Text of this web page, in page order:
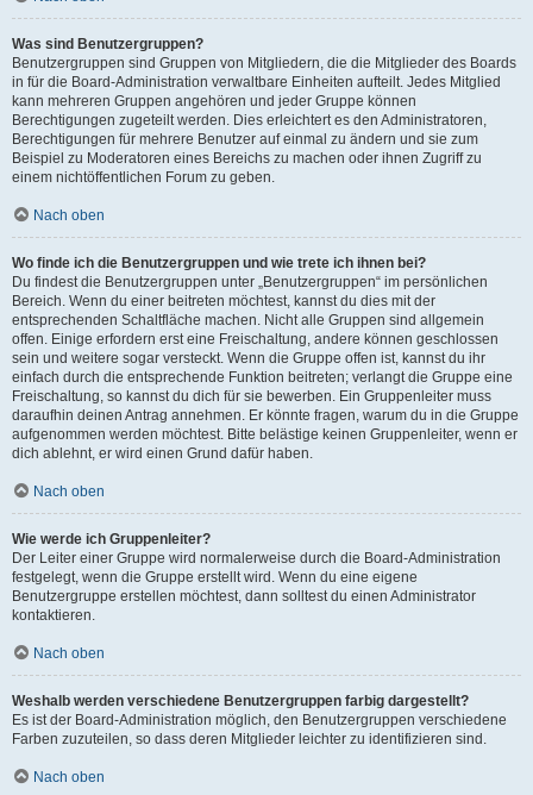
Was sind Benutzergruppen?
Benutzergruppen sind Gruppen von Mitgliedern, die die Mitglieder des Boards
in für die Board-Administration verwaltbare Einheiten aufteilt. Jedes Mitglied
kann mehreren Gruppen angehören und jeder Gruppe können
Berechtigungen zugeteilt werden. Dies erleichtert es den Administratoren,
Berechtigungen für mehrere Benutzer auf einmal zu ändern und sie zum
Beispiel zu Moderatoren eines Bereichs zu machen oder ihnen Zugriff zu
einem nichtöffentlichen Forum zu geben.
Nach oben
Wo finde ich die Benutzergruppen und wie trete ich ihnen bei?
Du findest die Benutzergruppen unter „Benutzergruppen“ im persönlichen
Bereich. Wenn du einer beitreten möchtest, kannst du dies mit der
entsprechenden Schaltfläche machen. Nicht alle Gruppen sind allgemein
offen. Einige erfordern erst eine Freischaltung, andere können geschlossen
sein und weitere sogar versteckt. Wenn die Gruppe offen ist, kannst du ihr
einfach durch die entsprechende Funktion beitreten; verlangt die Gruppe eine
Freischaltung, so kannst du dich für sie bewerben. Ein Gruppenleiter muss
daraufhin deinen Antrag annehmen. Er könnte fragen, warum du in die Gruppe
aufgenommen werden möchtest. Bitte belästige keinen Gruppenleiter, wenn er
dich ablehnt, er wird einen Grund dafür haben.
Nach oben
Wie werde ich Gruppenleiter?
Der Leiter einer Gruppe wird normalerweise durch die Board-Administration
festgelegt, wenn die Gruppe erstellt wird. Wenn du eine eigene
Benutzergruppe erstellen möchtest, dann solltest du einen Administrator
kontaktieren.
Nach oben
Weshalb werden verschiedene Benutzergruppen farbig dargestellt?
Es ist der Board-Administration möglich, den Benutzergruppen verschiedene
Farben zuzuteilen, so dass deren Mitglieder leichter zu identifizieren sind.
Nach oben